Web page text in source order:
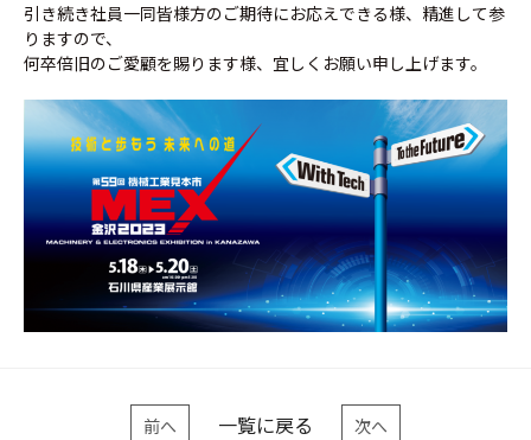
引き続き社員一同皆様方のご期待にお応えできる様、精進して参
りますので、
何卒倍旧のご愛顧を賜ります様、宜しくお願い申し上げます。
前へ 一覧に戻る 次へ